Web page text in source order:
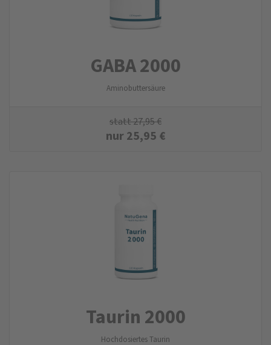
GABA 2000
Aminobuttersäure
statt27,95€
nur25,95 €
Taurin 2000
Hochdosiertes Taurin